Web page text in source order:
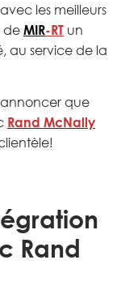
les meilleurs
de MIR-RT un
au service de la
que
Rand McNally
Rand